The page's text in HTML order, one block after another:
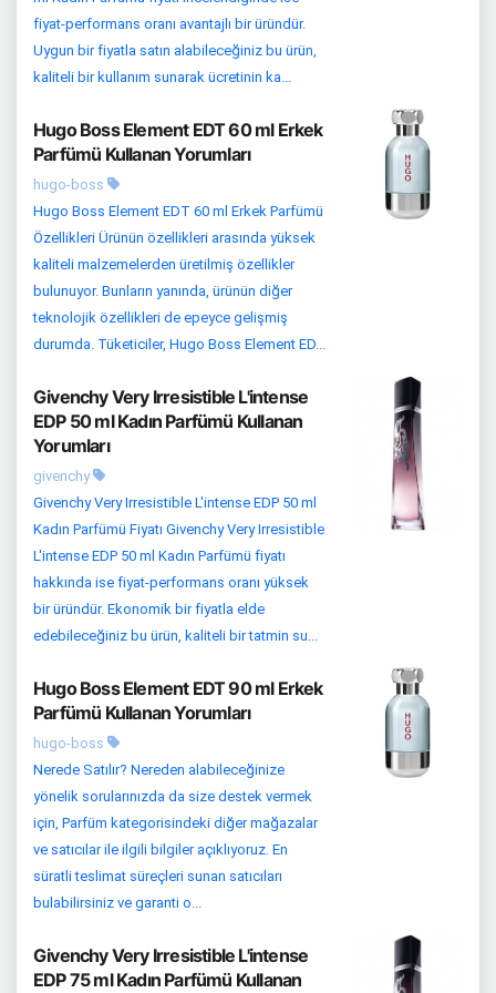
fiyat-performans oranı avantajlı bir üründür.
Uygun bir fiyatla satın alabileceğiniz bu ürün,
kaliteli bir kullanım sunarak ücretinin ka...
Hugo Boss Element EDT 60 ml Erkek
Parfümü Kullanan Yorumları
hugo-boss
Hugo Boss Element EDT 60 ml Erkek Parfümü
Özellikleri Ürünün özellikleri arasında yüksek
kaliteli malzemelerden üretilmiş özellikler
bulunuyor. Bunların yanında, ürünün diğer
teknolojik özellikleri de epeyce gelişmiş
durumda. Tüketiciler, Hugo Boss Element ED...
Givenchy Very Irresistible L'intense
EDP 50 ml Kadın Parfümü Kullanan
Yorumları
givenchy
Givenchy Very Irresistible L'intense EDP 50 ml
Kadın Parfümü Fiyatı Givenchy Very Irresistible
L'intense EDP 50 ml Kadın Parfümü fiyatı
hakkında ise fiyat-performans oranı yüksek
bir üründür. Ekonomik bir fiyatla elde
edebileceğiniz bu ürün, kaliteli bir tatmin su...
Hugo Boss Element EDT 90 ml Erkek
Parfümü Kullanan Yorumları
hugo-boss
Nerede Satılır? Nereden alabileceğinize
yönelik sorularınızda da size destek vermek
için, Parfüm kategorisindeki diğer mağazalar
ve satıcılar ile ilgili bilgiler açıklıyoruz. En
süratli teslimat süreçleri sunan satıcıları
bulabilirsiniz ve garanti o...
Givenchy Very Irresistible L'intense
EDP 75 ml Kadın Parfümü Kullanan